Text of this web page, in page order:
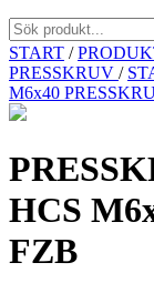
Skip
to
content
START /
PRESSKRUV /
M6x40
HCS
FZB